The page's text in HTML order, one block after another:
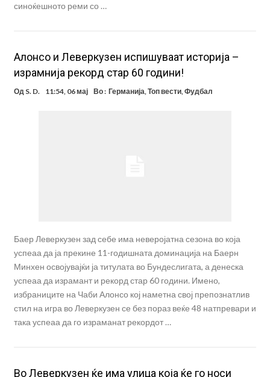
синоќешното реми со …
Алонсо и Леверкузен испишуваат историја –
израмнија рекорд стар 60 години!
Од S. D. 11:54, 06 мај Во : Германија,Топ вести,Фудбал
Баер Леверкузен зад себе има неверојатна сезона во која
успеаа да ја прекине 11-годишната доминација на Баерн
Минхен освојувајќи ја титулата во Бундеслигата, а денеска
успеаа да израмант и рекорд стар 60 години. Имено,
избраниците на Чаби Алонсо кој наметна свој препознатлив
стил на игра во Леверкузен се без пораз веќе 48 натпревари и
така успеаа да го израманат рекордот …
Во Леверкузен ќе има улица која ќе го носи